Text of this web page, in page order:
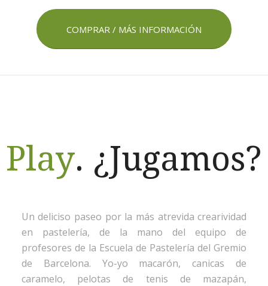
COMPRAR / MÁS INFORMACIÓN
Play. ¿Jugamos?
Un deliciso paseo por la más atrevida crearividad
en pastelería, de la mano del equipo de
profesores de la Escuela de Pastelería del Gremio
de Barcelona. Yo-yo macarón, canicas de
caramelo, pelotas de tenis de mazapán,